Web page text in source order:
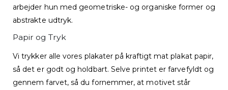
arbejder hun med geometriske- og organiske former og
abstrakte udtryk.
Papir og Tryk
Vi trykker alle vores plakater på kraftigt mat plakat papir,
så det er godt og holdbart. Selve printet er farvefyldt og
gennem farvet, så du fornemmer, at motivet står